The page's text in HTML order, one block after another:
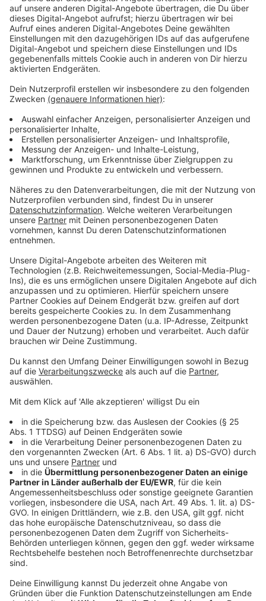
Tipp:Die kostenlosen Führungen mit Taschenlampe
sind ein echtes Highlight!
Anzeige
Besonders toll für Kinder:
Anzeige
Explorado Kindermuseum (Köln) – Spielerisch
lernen und ausprobieren – ideal für Kinder von 4
bis 12. Tickets gibt eshier.
Neanderthal Museum (Mettmann) – Spannende
Zeitreise mit interaktiven Stationen und einem
Urzeit-Spielplatz. Alle Infos dazu findet ihrhier
LWL-Museum für Naturkunde (Münster) –
Dinosauriermodelle, Planetarium und sehr viele
Mitmach-Stationen.Hierkönnt ihr euch Tickets
sichern.
Anzeige
Action & Adrenalin
Phantasialand Brühl
Ob wilde Achterbahnen, Loopings oder immersive
Themenwelten – hier kommt garantiert keine
Langeweile auf.
Tipp:Unter der Woche ist weniger los!
?️ Kletterwald Wetter (Ruhrgebiet)
Hoch hinaus zwischen Baumwipfeln – für alle, die sich
auspowern möchten. Auch für Anfänger geeignet.
Anzeige